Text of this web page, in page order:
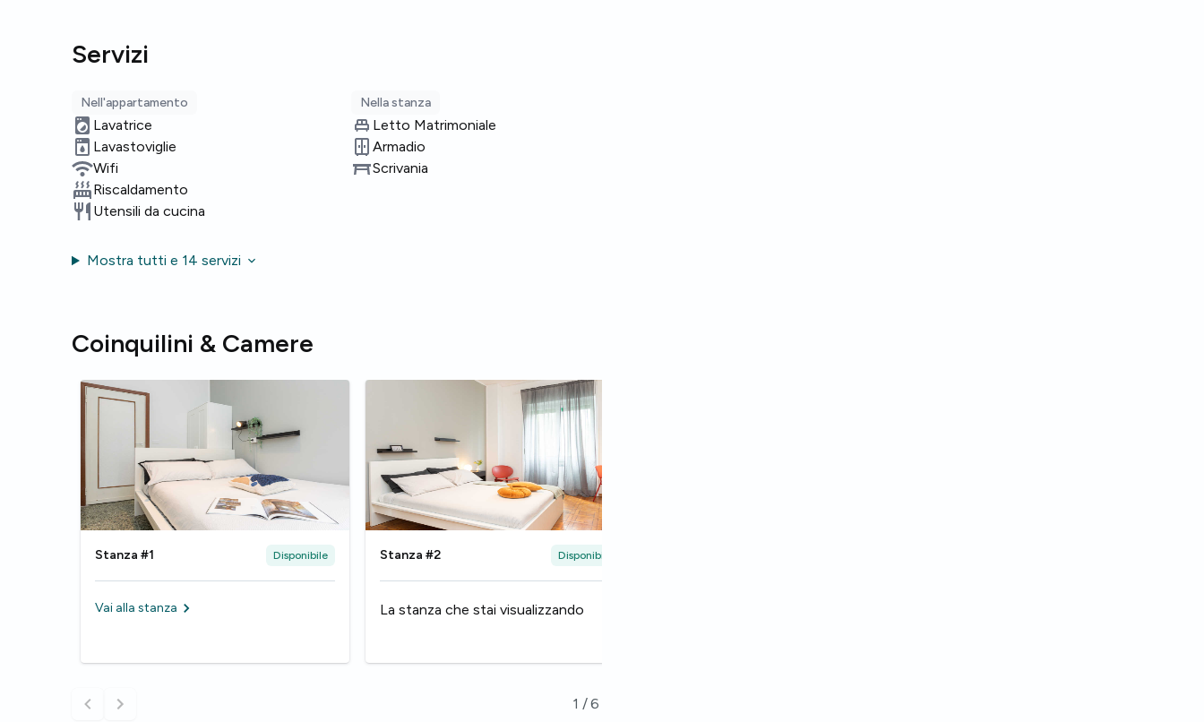
Servizi
Nell'appartamento
Lavatrice
Lavastoviglie
Wifi
Riscaldamento
Utensili da cucina
Nella stanza
Letto Matrimoniale
Armadio
Scrivania
Mostra tutti e 14 servizi
Coinquilini & Camere
Stanza #1 Disponibile
Vai alla stanza
Stanza #2 Disponibile
La stanza che stai visualizzando
1 /6